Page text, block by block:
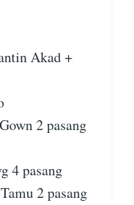
Akad +
2 pasang
4 pasang
2 pasang